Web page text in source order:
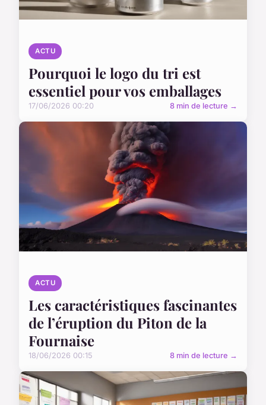
ACTU
Pourquoi le logo du tri est
essentiel pour vos emballages
17/06/2026 00:20 8 min de lecture →
ACTU
Les caractéristiques fascinantes
de l’éruption du Piton de la
Fournaise
18/06/2026 00:15 8 min de lecture →